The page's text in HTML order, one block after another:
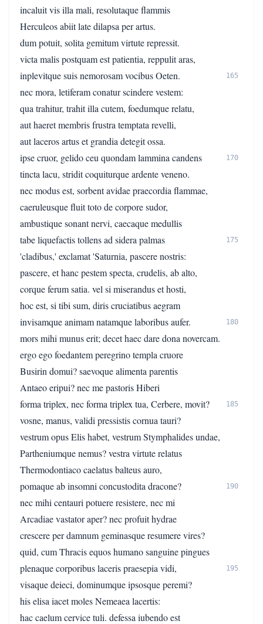
incaluit vis illa mali, resolutaque flammis
Herculeos abiit late dilapsa per artus.
dum potuit, solita gemitum virtute repressit.
victa malis postquam est patientia, reppulit aras,
inplevitque suis nemorosam vocibus Oeten.
165
nec mora, letiferam conatur scindere vestem:
qua trahitur, trahit illa cutem, foedumque relatu,
aut haeret membris frustra temptata revelli,
aut laceros artus et grandia detegit ossa.
ipse cruor, gelido ceu quondam lammina candens
170
tincta lacu, stridit coquiturque ardente veneno.
nec modus est, sorbent avidae praecordia flammae,
caeruleusque fluit toto de corpore sudor,
ambustique sonant nervi, caecaque medullis
tabe liquefactis tollens ad sidera palmas
175
'cladibus,' exclamat 'Saturnia, pascere nostris:
pascere, et hanc pestem specta, crudelis, ab alto,
corque ferum satia. vel si miserandus et hosti,
hoc est, si tibi sum, diris cruciatibus aegram
invisamque animam natamque laboribus aufer.
180
mors mihi munus erit; decet haec dare dona novercam.
ergo ego foedantem peregrino templa cruore
Busirin domui? saevoque alimenta parentis
Antaeo eripui? nec me pastoris Hiberi
forma triplex, nec forma triplex tua, Cerbere, movit?
185
vosne, manus, validi pressistis cornua tauri?
vestrum opus Elis habet, vestrum Stymphalides undae,
Partheniumque nemus? vestra virtute relatus
Thermodontiaco caelatus balteus auro,
pomaque ab insomni concustodita dracone?
190
nec mihi centauri potuere resistere, nec mi
Arcadiae vastator aper? nec profuit hydrae
crescere per damnum geminasque resumere vires?
quid, cum Thracis equos humano sanguine pingues
plenaque corporibus laceris praesepia vidi,
195
visaque deieci, dominumque ipsosque peremi?
his elisa iacet moles Nemeaea lacertis:
hac caelum cervice tuli. defessa iubendo est